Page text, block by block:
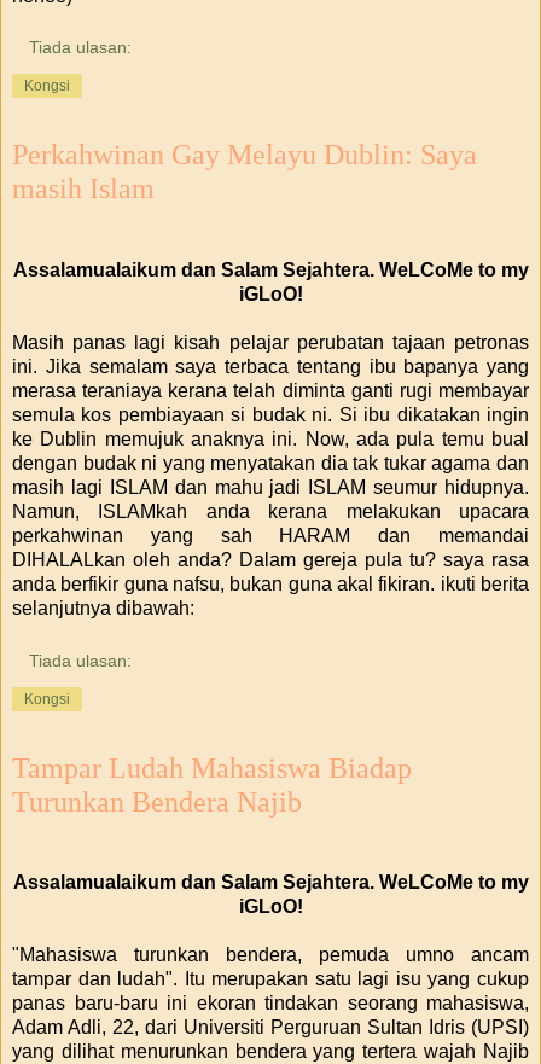
Tiada ulasan:
Kongsi
Perkahwinan Gay Melayu Dublin: Saya
masih Islam
Assalamualaikum dan Salam Sejahtera. WeLCoMe to my
iGLoO!
Masih panas lagi kisah pelajar perubatan tajaan petronas
ini. Jika semalam saya terbaca tentang ibu bapanya yang
merasa teraniaya kerana telah diminta ganti rugi membayar
semula kos pembiayaan si budak ni. Si ibu dikatakan ingin
ke Dublin memujuk anaknya ini. Now, ada pula temu bual
dengan budak ni yang menyatakan dia tak tukar agama dan
masih lagi ISLAM dan mahu jadi ISLAM seumur hidupnya.
Namun, ISLAMkah anda kerana melakukan upacara
perkahwinan yang sah HARAM dan memandai
DIHALALkan oleh anda? Dalam gereja pula tu? saya rasa
anda berfikir guna nafsu, bukan guna akal fikiran. ikuti berita
selanjutnya dibawah:
Tiada ulasan:
Kongsi
Tampar Ludah Mahasiswa Biadap
Turunkan Bendera Najib
Assalamualaikum dan Salam Sejahtera. WeLCoMe to my
iGLoO!
"Mahasiswa turunkan bendera, pemuda umno ancam
tampar dan ludah". Itu merupakan satu lagi isu yang cukup
panas baru-baru ini ekoran tindakan seorang mahasiswa,
Adam Adli, 22, dari Universiti Perguruan Sultan Idris (UPSI)
yang dilihat menurunkan bendera yang tertera wajah Najib